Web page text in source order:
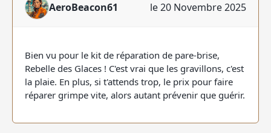
AeroBeacon61 le 20 Novembre 2025
Bien vu pour le kit de réparation de pare-brise,
Rebelle des Glaces ! C'est vrai que les gravillons, c'est
la plaie. En plus, si t'attends trop, le prix pour faire
réparer grimpe vite, alors autant prévenir que guérir.